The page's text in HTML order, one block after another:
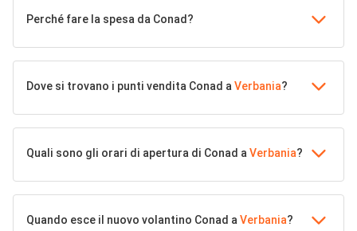
Perché fare la spesa da Conad?
Dove si trovano i punti vendita Conad a Verbania?
Quali sono gli orari di apertura di Conad a Verbania?
Quando esce il nuovo volantino Conad a Verbania?